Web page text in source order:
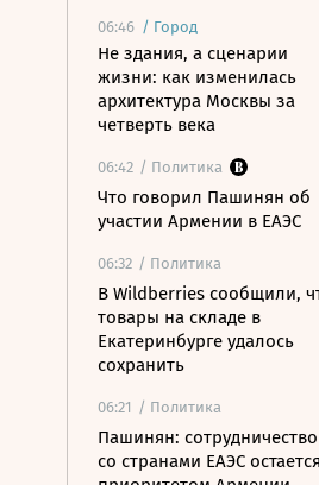
06:46 / Город
Не здания, а сценарии
жизни: как изменилась
архитектура Москвы за
четверть века
06:42 / Политика
Что говорил Пашинян об
участии Армении в ЕАЭС
06:32 / Политика
В Wildberries сообщили,
товары на складе в
Екатеринбурге удалось
сохранить
06:21 / Политика
Пашинян: сотрудничество
со странами ЕАЭС остается